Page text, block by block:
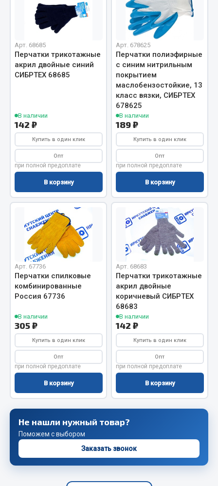
Сцепление
Весь раздел
Запчасти SHAANXI (SHACMAN)
Тормозная система
Колеса и шины
Система охлаждения
Кабина
Оперение кабины
Весь раздел
Запчасти FAW
Подвеска
Двигатель
Система охлаждения
Сцепление
Ось передняя
Тормозная система
Электрооборудование
Показать ещё
Весь раздел
Фильтры
JSB
Mann-filter
Арт. 68685
Перчатки трикотажные
акрил двойные синий
СИБРТЕХ 68685
В наличии
142 ₽
Купить в один клик
Опт
при полной предоплате
В корзину
Арт. 678625
Перчатки полиэфирные
с синим нитрильным
покрытием
маслобензостойкие, 13
класс вязки, СИБРТЕХ
678625
В наличии
189 ₽
Купить в один клик
Опт
при полной предоплате
В корзину
Арт. 67736
Перчатки спилковые
комбинированные
Россия 67736
В наличии
305 ₽
Купить в один клик
Опт
при полной предоплате
В корзину
Арт. 68683
Перчатки трикотажные
акрил двойные
коричневый СИБРТЕХ
68683
В наличии
142 ₽
Купить в один клик
Опт
при полной предоплате
В корзину
Не нашли нужный товар?
Поможем с выбором
Заказать звонок